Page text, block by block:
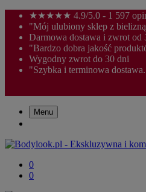
★★★★★ 4.9/5.0 - 1 597
"Mój ulubiony sklep z
Darmowa dostawa i zwrot od
"Bardzo dobra jakość
Wygodny zwrot do 30 dni
"Szybka i terminowa
Menu
0
0